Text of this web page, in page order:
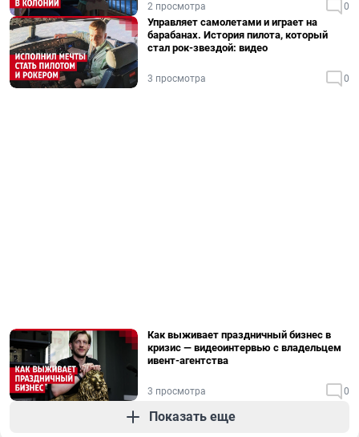
2 просмотра 0
Управляет самолетами и играет на
барабанах. История пилота, который
стал рок-звездой: видео
3 просмотра 0
Как выживает праздничный бизнес в
кризис — видеоинтервью с владельцем
ивент-агентства
3 просмотра 0
Показать еще